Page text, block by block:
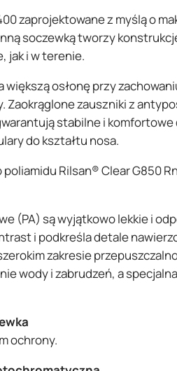
zaprojektowane z myślą o
soczewką tworzy
jak i w terenie.
osłonę przy
Zaokrąglone zauszniki z
stabilne i
do kształtu nosa.
Rilsan® Clear G850
(PA) są wyjątkowo lekkie i
i podkreśla detale
zakresie
wody i zabrudzeń, a
ochrony.